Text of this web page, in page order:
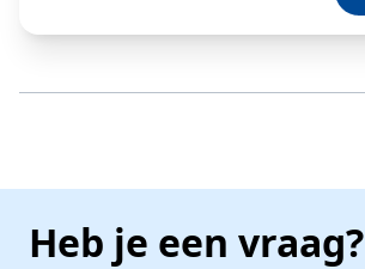
Heb je een vraag?